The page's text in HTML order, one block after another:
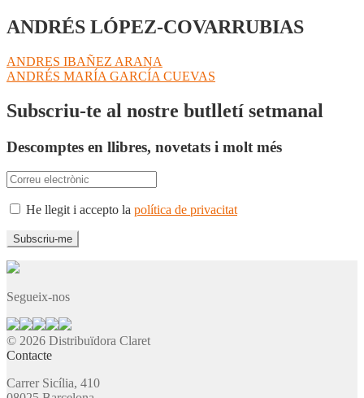
ANDRÉS LÓPEZ-COVARRUBIAS
Navegació
d'entrades
Entrada
anterior:
ANDRES IBAÑEZ ARANA
Pròxima
ANDRÉS MARÍA GARCÍA CUEVAS
Subscriu-te al nostre butlletí setmanal
Descomptes en llibres, novetats i molt més
He llegit i accepto la política de privacitat
Segueix-nos
© 2026 Distribuïdora Claret
Contacte
Carrer Sicília, 410